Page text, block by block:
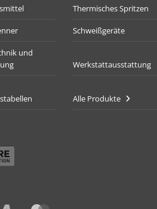
Thermisches Spritzen
Schweißgeräte
und
Werkstattausstattung
Alle Produkte